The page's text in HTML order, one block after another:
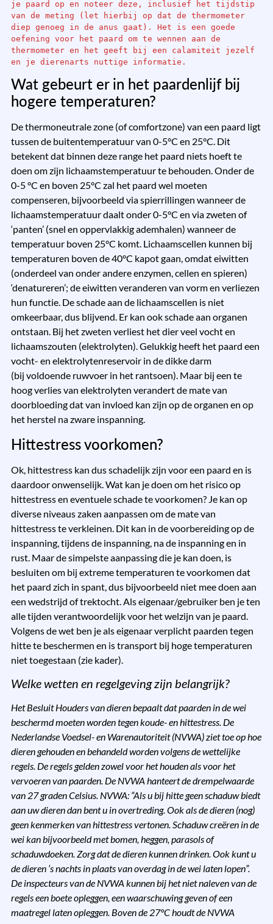
je paard op en noteer deze, inclusief het tijdstip
van de meting (let hierbij op dat de thermometer
diep genoeg in de anus gaat). Het is een goede
oefening voor het paard om te wennen aan de
thermometer en het geeft bij een calamiteit jezelf
en je dierenarts nuttige informatie.
Wat gebeurt er in het paardenlijf bij
hogere temperaturen?
De thermoneutrale zone (of comfortzone) van een paard ligt
tussen de buitentemperatuur van 0-5°C en 25°C. Dit
betekent dat binnen deze range het paard niets hoeft te
doen om zijn lichaamstemperatuur te behouden. Onder de
0-5 °C en boven 25°C zal het paard wel moeten
compenseren, bijvoorbeeld via spierrillingen wanneer de
lichaamstemperatuur daalt onder 0-5°C en via zweten of
‘panten’ (snel en oppervlakkig ademhalen) wanneer de
temperatuur boven 25°C komt. Lichaamscellen kunnen bij
temperaturen boven de 40°C kapot gaan, omdat eiwitten
(onderdeel van onder andere enzymen, cellen en spieren)
‘denatureren’; de eiwitten veranderen van vorm en verliezen
hun functie. De schade aan de lichaamscellen is niet
omkeerbaar, dus blijvend. Er kan ook schade aan organen
ontstaan. Bij het zweten verliest het dier veel vocht en
lichaamszouten (elektrolyten). Gelukkig heeft het paard een
vocht- en elektrolytenreservoir in de dikke darm
(bij voldoende ruwvoer in het rantsoen). Maar bij een te
hoog verlies van elektrolyten verandert de mate van
doorbloeding dat van invloed kan zijn op de organen en op
het herstel na zware inspanning.
Hittestress voorkomen?
Ok, hittestress kan dus schadelijk zijn voor een paard en is
daardoor onwenselijk. Wat kan je doen om het risico op
hittestress en eventuele schade te voorkomen? Je kan op
diverse niveaus zaken aanpassen om de mate van
hittestress te verkleinen. Dit kan in de voorbereiding op de
inspanning, tijdens de inspanning, na de inspanning en in
rust. Maar de simpelste aanpassing die je kan doen, is
besluiten om bij extreme temperaturen te voorkomen dat
het paard zich in spant, dus bijvoorbeeld niet mee doen aan
een wedstrijd of trektocht. Als eigenaar/gebruiker ben je ten
alle tijden verantwoordelijk voor het welzijn van je paard.
Volgens de wet ben je als eigenaar verplicht paarden tegen
hitte te beschermen en is transport bij hoge temperaturen
niet toegestaan (zie kader).
Welke wetten en regelgeving zijn belangrijk?
Het Besluit Houders van dieren bepaalt dat paarden in de wei
beschermd moeten worden tegen koude- en hittestress. De
Nederlandse Voedsel- en Warenautoriteit (NVWA) ziet toe op hoe
dieren gehouden en behandeld worden volgens de wettelijke
regels. De regels gelden zowel voor het houden als voor het
vervoeren van paarden. De NVWA hanteert de drempelwaarde
van 27 graden Celsius. NVWA: “Als u bij hitte geen schaduw biedt
aan uw dieren dan bent u in overtreding. Ook als de dieren (nog)
geen kenmerken van hittestress vertonen. Schaduw creëren in de
wei kan bijvoorbeeld met bomen, heggen, parasols of
schaduwdoeken. Zorg dat de dieren kunnen drinken. Ook kunt u
de dieren ’s nachts in plaats van overdag in de wei laten lopen”.
De inspecteurs van de NVWA kunnen bij het niet naleven van de
regels een boete opleggen, een waarschuwing geven of een
maatregel laten opleggen. Boven de 27°C houdt de NVWA